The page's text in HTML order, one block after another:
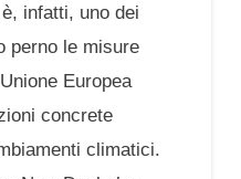
infatti, uno dei
perno le misure
Europea
concrete
climatici.